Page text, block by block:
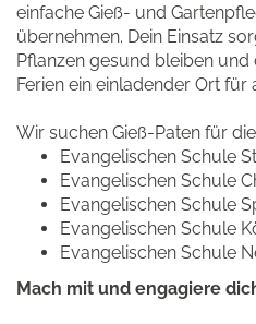
einfache Gieß- und
übernehmen. Dein Einsatz
Pflanzen gesund bleiben
Ferien ein einladender Ort für
Wir suchen Gieß-Paten für
Evangelischen Schule
Evangelischen Schule
Evangelischen Schule
Evangelischen Schule
Evangelischen Schule
Mach mit und engagiere